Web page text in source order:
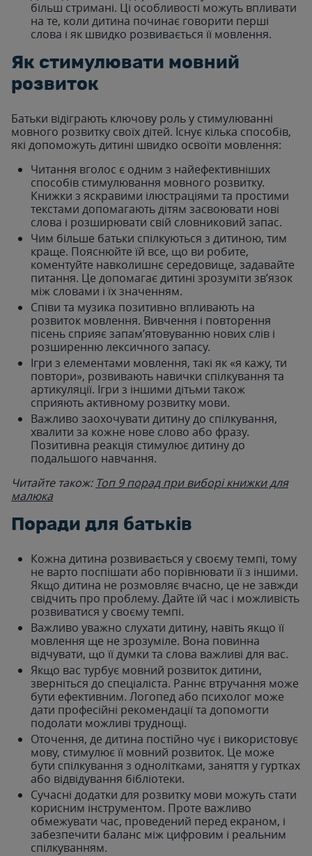
більш стримані. Ці особливості можуть впливати
на те, коли дитина починає говорити перші
слова і як швидко розвивається її мовлення.
Як стимулювати мовний
розвиток
Батьки відіграють ключову роль у стимулюванні
мовного розвитку своїх дітей. Існує кілька способів,
які допоможуть дитині швидко освоїти мовлення:
Читання вголос є одним з найефективніших
способів стимулювання мовного розвитку.
Книжки з яскравими ілюстраціями та простими
текстами допомагають дітям засвоювати нові
слова і розширювати свій словниковий запас.
Чим більше батьки спілкуються з дитиною, тим
краще. Пояснюйте їй все, що ви робите,
коментуйте навколишнє середовище, задавайте
питання. Це допомагає дитині зрозуміти зв’язок
між словами і їх значенням.
Співи та музика позитивно впливають на
розвиток мовлення. Вивчення і повторення
пісень сприяє запам’ятовуванню нових слів і
розширенню лексичного запасу.
Ігри з елементами мовлення, такі як «я кажу, ти
повтори», розвивають навички спілкування та
артикуляції. Ігри з іншими дітьми також
сприяють активному розвитку мови.
Важливо заохочувати дитину до спілкування,
хвалити за кожне нове слово або фразу.
Позитивна реакція стимулює дитину до
подальшого навчання.
Читайте також: Топ 9 порад при виборі книжки для
малюка
Поради для батьків
Кожна дитина розвивається у своєму темпі, тому
не варто поспішати або порівнювати її з іншими.
Якщо дитина не розмовляє вчасно, це не завжди
свідчить про проблему. Дайте їй час і можливість
розвиватися у своєму темпі.
Важливо уважно слухати дитину, навіть якщо її
мовлення ще не зрозуміле. Вона повинна
відчувати, що її думки та слова важливі для вас.
Якщо вас турбує мовний розвиток дитини,
зверніться до спеціаліста. Раннє втручання може
бути ефективним. Логопед або психолог може
дати професійні рекомендації та допомогти
подолати можливі труднощі.
Оточення, де дитина постійно чує і використовує
мову, стимулює її мовний розвиток. Це може
бути спілкування з однолітками, заняття у гуртках
або відвідування бібліотеки.
Сучасні додатки для розвитку мови можуть стати
корисним інструментом. Проте важливо
обмежувати час, проведений перед екраном, і
забезпечити баланс між цифровим і реальним
спілкуванням.